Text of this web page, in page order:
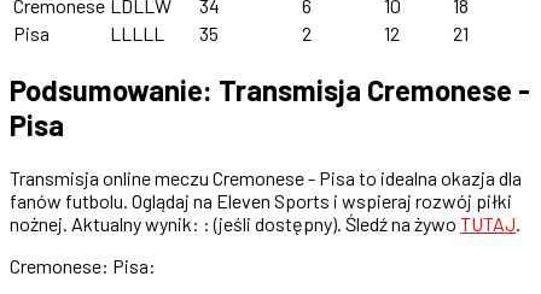
Cremonese LDLLW 34 6 10
18
Pisa
LLLLL 35 2 12 21
Podsumowanie: Transmisja Cremonese -
Pisa
Transmisja online meczu Cremonese - Pisa to idealna okazja dla
fanów futbolu. Oglądaj na Eleven Sports i wspieraj rozwój piłki
nożnej. Aktualny wynik: : (jeśli dostępny). Śledź na żywo TUTAJ
Cremonese: Pisa: